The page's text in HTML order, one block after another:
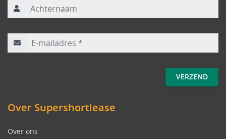
Over Supershortlease
Over ons